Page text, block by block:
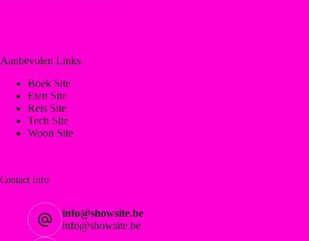
Aanbevolen Links
Boek Site
Eten Site
Reis Site
Tech Site
Woon Site
Contact Info
info@showsite.be
info@showsite.be